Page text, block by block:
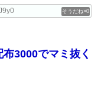
0
3000でマミ抜く